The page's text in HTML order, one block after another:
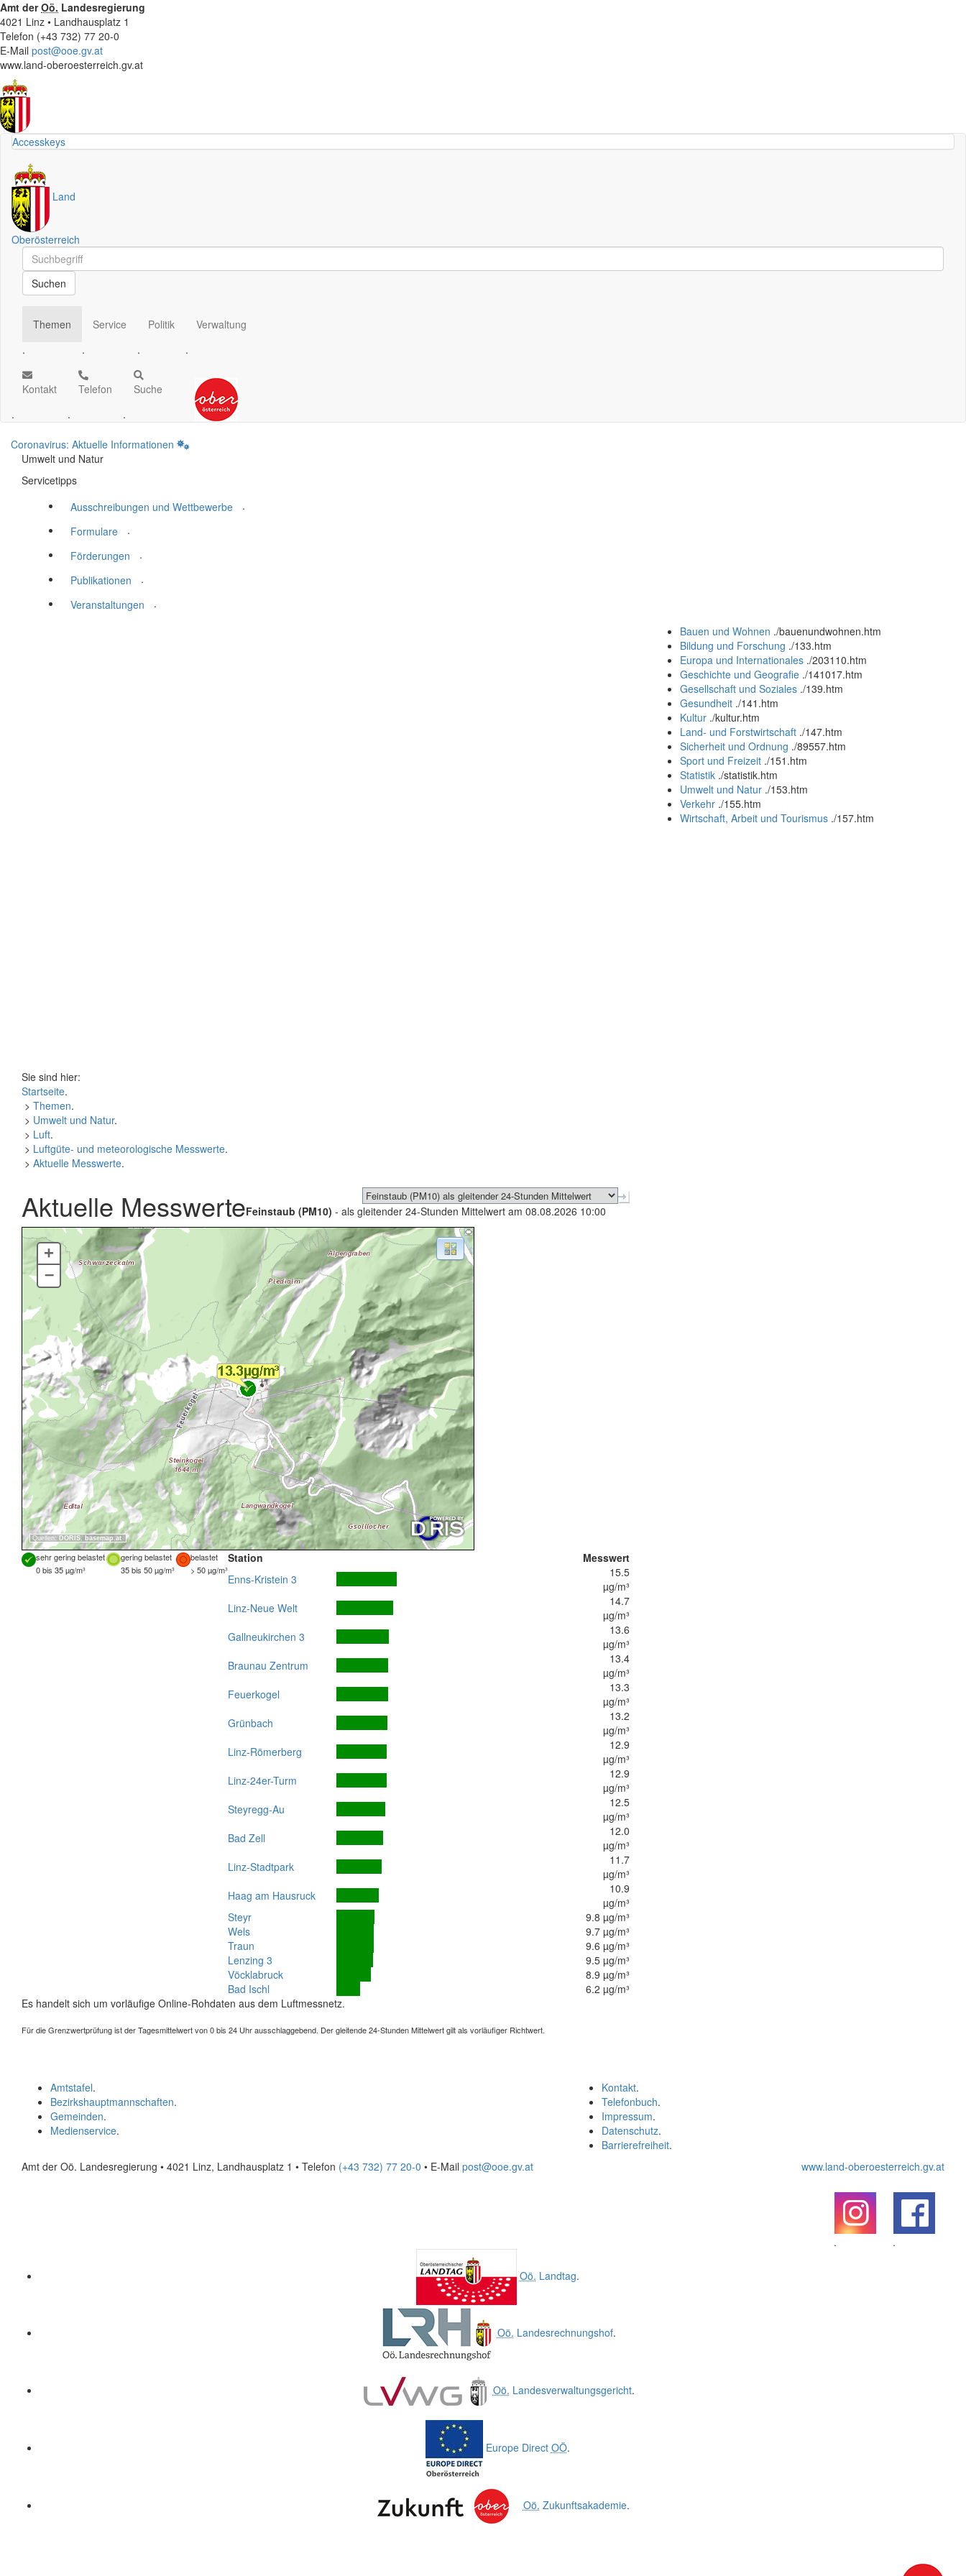
Amt derOö. Landesregierung
4021 Linz • Landhausplatz 1
Telefon (+43 732) 77 20-0
E-Mail post@ooe.gv.at
www.land-oberoesterreich.gv.at
Accesskeys
Land
Oberösterreich
Schnellsuche
Schnellsuche
Suchen
Themen
.
Service
.
Politik
.
Verwaltung
.
Kontakt
.
Telefon
.
Suche
.
Coronavirus: Aktuelle Informationen
Umwelt und Natur
Servicetipps
Ausschreibungen und Wettbewerbe
.
Formulare
.
Förderungen
.
Publikationen
.
Veranstaltungen
.
Bauen und Wohnen ./bauenundwohnen.htm
Bildung und Forschung ./133.htm
Europa und Internationales ./203110.htm
Geschichte und Geografie ./141017.htm
Gesellschaft und Soziales ./139.htm
Gesundheit ./141.htm
Kultur ./kultur.htm
Land- und Forstwirtschaft ./147.htm
Sicherheit und Ordnung ./89557.htm
Sport und Freizeit ./151.htm
Statistik ./statistik.htm
Umwelt und Natur ./153.htm
Verkehr ./155.htm
Wirtschaft, Arbeit und Tourismus ./157.htm
Sie sind hier:
Startseite.
> Themen.
> Umwelt und Natur.
> Luft.
> Luftgüte- und meteorologische Messwerte.
> Aktuelle Messwerte.
Aktuelle MesswerteFeinstaub (PM10) - als gleitender 24-Stunden Mittelwert am 08.08.2026 10:00
Quellen: DORIS, basemap.at
+
–
sehr gering belastet gering belastet
belastet
0 bis 35 µg/m³
35 bis 50 µg/m³ > 50 µg/m³
Station
Messwert
Enns-Kristein 3
15.5
µg/m³
Linz-Neue Welt
14.7
µg/m³
Gallneukirchen 3
13.6
µg/m³
Braunau Zentrum
13.4
µg/m³
Feuerkogel
13.3
µg/m³
Grünbach
13.2
µg/m³
Linz-Römerberg
12.9
µg/m³
Linz-24er-Turm
12.9
µg/m³
Steyregg-Au
12.5
µg/m³
Bad Zell
12.0
µg/m³
Linz-Stadtpark
11.7
µg/m³
Haag am Hausruck
10.9
µg/m³
Steyr
9.8 µg/m³
Wels
9.7 µg/m³
Traun
9.6 µg/m³
Lenzing 3
9.5 µg/m³
Vöcklabruck
8.9 µg/m³
Bad Ischl
6.2 µg/m³
Es handelt sich um vorläufige Online-Rohdaten aus dem Luftmessnetz.
Für die Grenzwertprüfung ist der Tagesmittelwert von 0 bis 24 Uhr ausschlaggebend. Der gleitende 24-Stunden Mittelwert gilt als vorläufiger Richtwert.
Kontakt.
Telefonbuch.
Impressum.
Datenschutz.
Barrierefreiheit.
Amtstafel.
Bezirkshauptmannschaften.
Gemeinden.
Medienservice.
Amt der Oö. Landesregierung • 4021 Linz, Landhausplatz 1 • Telefon (+43 732) 77 20-0 • E-Mail post@ooe.gv.at www.land-oberoesterreich.gv.at
.
.
Oö. Landtag.
Oö. Landesrechnungshof.
Oö. Landesverwaltungsgericht.
Europe Direct OÖ.
Oö. Zukunftsakademie.